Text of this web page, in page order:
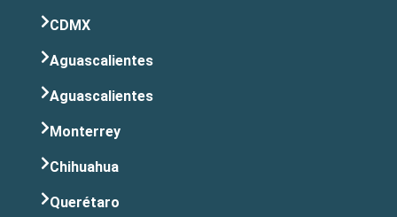
CDMX
Aguascalientes
Aguascalientes
Monterrey
Chihuahua
Querétaro